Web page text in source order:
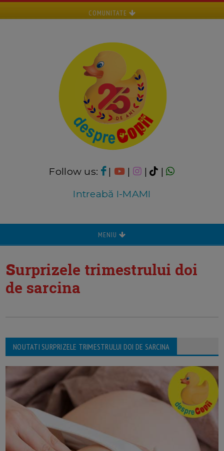
COMUNITATE
Follow us: | | |
|
Intreabă I-MAMI
MENIU
surprizele trimestrului doi
de sarcina
NOUTATI SURPRIZELE TRIMESTRULUI DOI DE SARCINA